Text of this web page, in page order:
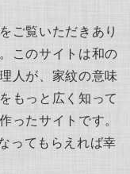
ご覧いただきあり
このサイトは和の
人が、家紋の意味
もっと広く知って
ったサイトです。
ってもらえれば幸